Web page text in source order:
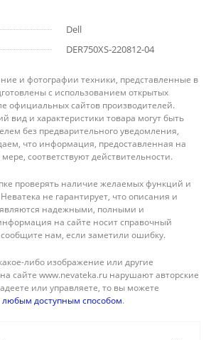
Dell
DER750XS-220812-04
и фотографии техники, представленные в
с использованием открытых
официальных сайтов производителей.
вид и характеристики товара могут быть
без предварительного уведомления,
что информация, предоставленная на
соответствуют действительности.
проверять наличие желаемых функций и
не гарантирует, что описания и
надежными, полными и
на сайте носит справочный
нам, если заметили ошибку.
либо изображение или другие
сайте www.nevateka.ru нарушают авторские
или управляете, то вы можете
любым доступным способом.